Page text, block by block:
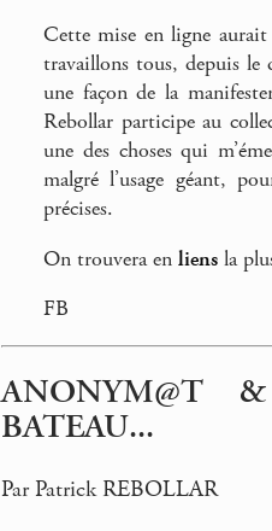
Cette mise en ligne
travaillons tous, depuis le
une façon de la
Rebollar participe au
une des choses qui
malgré l’usage géant,
précises.
On trouvera en liens la
FB
ANONYM@T
BATEAU...
Par Patrick REBOLLAR